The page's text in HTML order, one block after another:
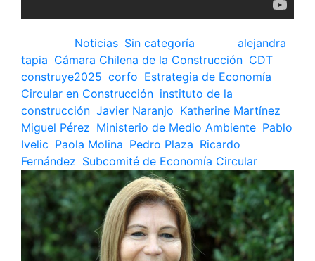
Noticias Sin categoría
alejandra
tapia Cámara Chilena de la Construcción CDT,
construye2025 corfo Estrategia de Economía
Circular en Construcción instituto de la
construcción Javier Naranjo Katherine Martínez
Miguel Pérez Ministerio de Medio Ambiente Pablo
Ivelic Paola Molina Pedro Plaza Ricardo
Fernández Subcomité de Economía Circular